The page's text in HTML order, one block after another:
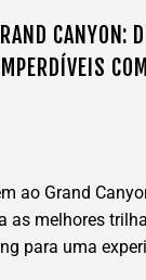
CANYON:
ao Grand
as melhores
para uma